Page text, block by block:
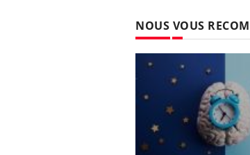
NOUS VOUS